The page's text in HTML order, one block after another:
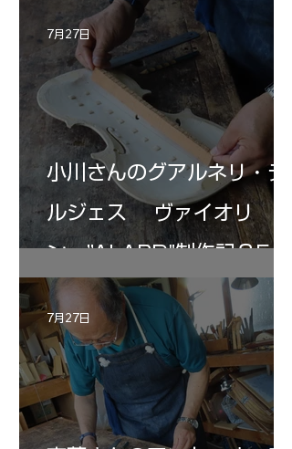
小川さんのグアルネリ・デ
ルジェス ヴァイオリ
ン ”ALARD"制作記３5
7月27日
7月27日